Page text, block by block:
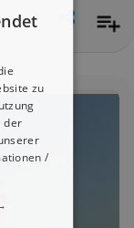
zu
der
/